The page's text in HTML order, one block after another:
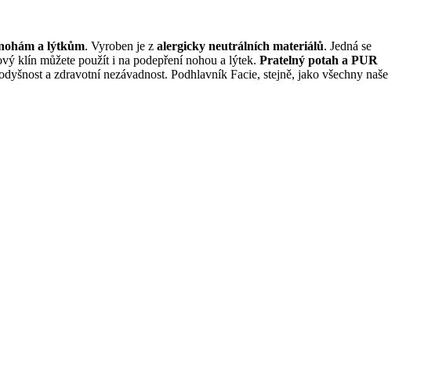
a lýtkům. Vyroben je z alergicky neutrálních materiálů. Jedná se
klín můžete použít i na podepření nohou a lýtek. Pratelný potah a PUR
a zdravotní nezávadnost. Podhlavník Facie, stejně, jako všechny naše